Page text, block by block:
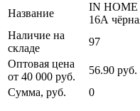
Название
IN HOME
16А
Наличие на
складе
97
Оптовая цена
от 40 000 руб.
56.90 руб.
Сумма, руб.
0